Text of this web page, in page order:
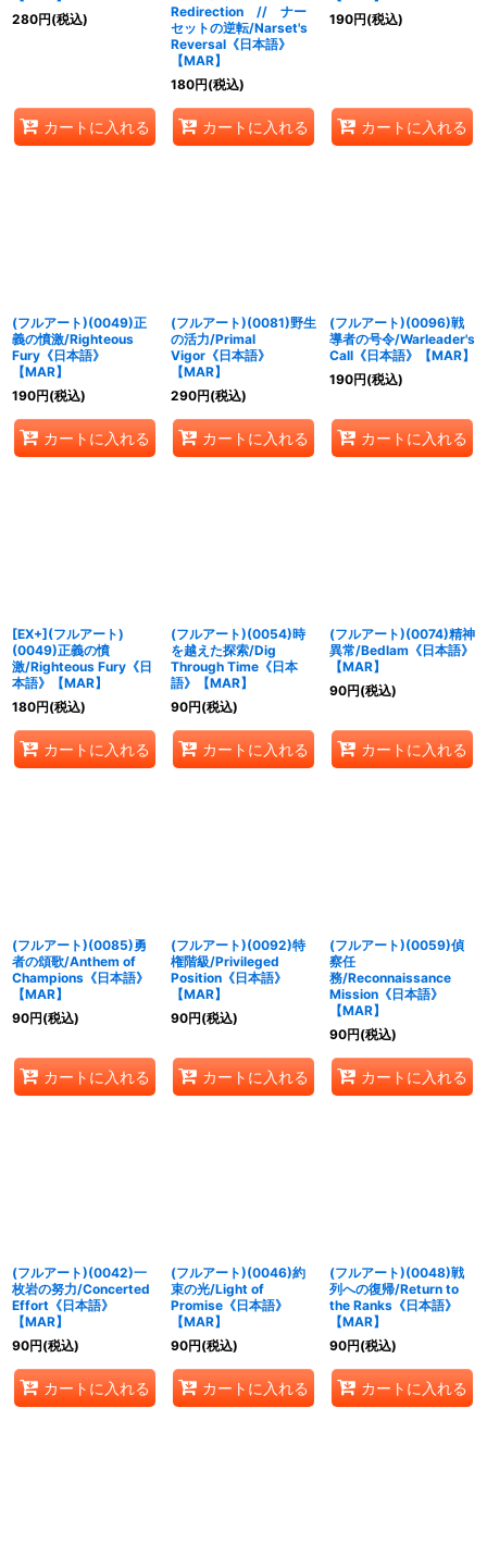
280円(税込)
カートに入れる
Redirection // ナー
セットの逆転/Narset's
Reversal《日本語》
【MAR】
180円(税込)
カートに入れる
190円(税込)
カートに入れる
(フルアート)(0049)正
義の憤激/Righteous
Fury《日本語》
【MAR】
190円(税込)
カートに入れる
(フルアート)(0081)野生
の活力/Primal
Vigor《日本語》
【MAR】
290円(税込)
カートに入れる
(フルアート)(0096)戦
導者の号令/Warleader's
Call《日本語》【MAR】
190円(税込)
カートに入れる
[EX+](フルアート)
(0049)正義の憤
激/Righteous Fury《日
本語》【MAR】
180円(税込)
カートに入れる
(フルアート)(0054)時
を越えた探索/Dig
Through Time《日本
語》【MAR】
90円(税込)
カートに入れる
(フルアート)(0074)精神
異常/Bedlam《日本語》
【MAR】
90円(税込)
カートに入れる
(フルアート)(0085)勇
者の頌歌/Anthem of
Champions《日本語》
【MAR】
90円(税込)
カートに入れる
(フルアート)(0092)特
権階級/Privileged
Position《日本語》
【MAR】
90円(税込)
カートに入れる
(フルアート)(0059)偵
察任
務/Reconnaissance
Mission《日本語》
【MAR】
90円(税込)
カートに入れる
(フルアート)(0042)一
枚岩の努力/Concerted
Effort《日本語》
【MAR】
90円(税込)
カートに入れる
(フルアート)(0046)約
束の光/Light of
Promise《日本語》
【MAR】
90円(税込)
カートに入れる
(フルアート)(0048)戦
列への復帰/Return to
the Ranks《日本語》
【MAR】
90円(税込)
カートに入れる